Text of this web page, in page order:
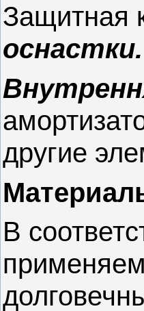
Защитная
оснастки.
другие
В